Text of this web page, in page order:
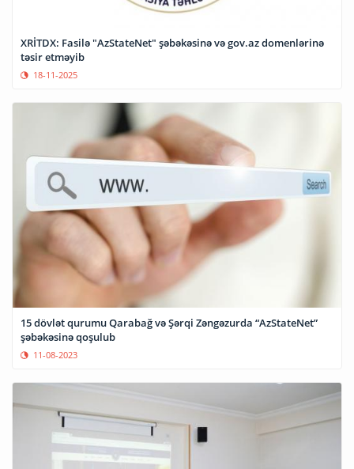
XRİTDX: Fasilə "AzStateNet" şəbəkəsinə və gov.az domenlərinə
təsir etməyib
18-11-2025
15 dövlət qurumu Qarabağ və Şərqi Zəngəzurda “AzStateNet”
şəbəkəsinə qoşulub
11-08-2023